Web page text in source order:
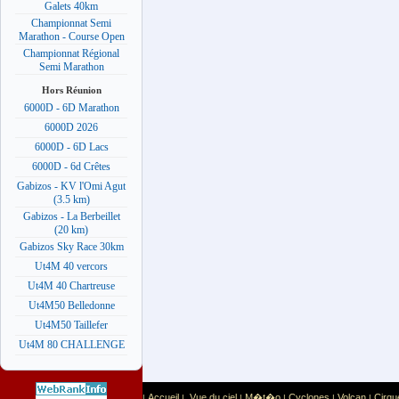
Galets 40km
Championnat Semi
Marathon - Course Open
Championnat Régional
Semi Marathon
Hors Réunion
6000D - 6D Marathon
6000D 2026
6000D - 6D Lacs
6000D - 6d Crêtes
Gabizos - KV l'Omi Agut
(3.5 km)
Gabizos - La Berbeillet
(20 km)
Gabizos Sky Race 30km
Ut4M 40 vercors
Ut4M 40 Chartreuse
Ut4M50 Belledonne
Ut4M50 Taillefer
Ut4M 80 CHALLENGE